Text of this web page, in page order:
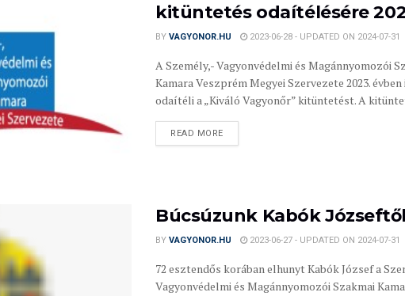
kitüntetés odaítélésére
BY VAGYONOR.HU 2023-06-28 - UPDATED ON 2024-07-31
A Személy,- Vagyonvédelmi és Magánnyomozói
Kamara Veszprém Megyei Szervezete 2023. évben
odaítéli a „Kiváló Vagyonőr” kitüntetést. A
READ MORE
Búcsúzunk Kabók Józseftől
BY VAGYONOR.HU 2023-06-27 - UPDATED ON 2024-07-31
72 esztendős korában elhunyt Kabók József a
Vagyonvédelmi és Magánnyomozói Szakmai